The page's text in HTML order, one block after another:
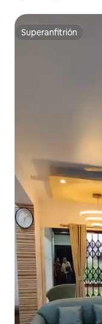
Superanfitrión
Superanfitrión